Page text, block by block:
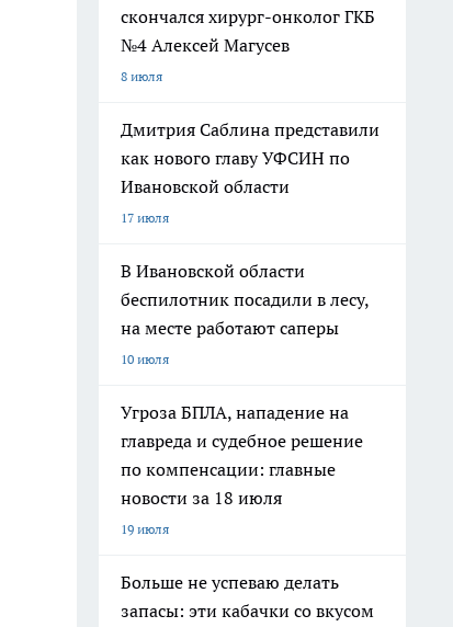
скончался хирург-онколог ГКБ
№4 Алексей Магусев
8 июля
Дмитрия Саблина представили
как нового главу УФСИН по
Ивановской области
17 июля
В Ивановской области
беспилотник посадили в лесу,
на месте работают саперы
10 июля
Угроза БПЛА, нападение на
главреда и судебное решение
по компенсации: главные
новости за 18 июля
19 июля
Больше не успеваю делать
запасы: эти кабачки со вкусом